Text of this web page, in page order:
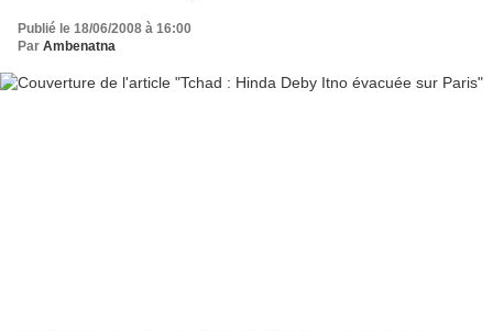
Publié le 18/06/2008 à 16:00
Par Ambenatna